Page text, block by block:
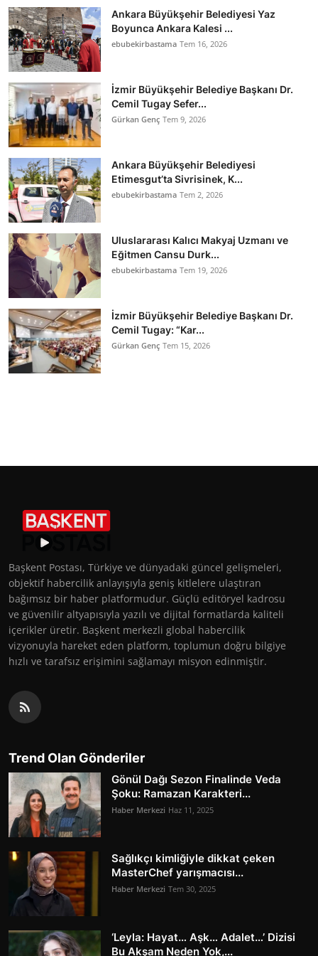
Ankara Büyükşehir Belediyesi Yaz
Boyunca Ankara Kalesi ...
ebubekirbastama Tem 16, 2026
İzmir Büyükşehir Belediye Başkanı Dr.
Cemil Tugay Sefer...
Gürkan Genç Tem 9, 2026
Ankara Büyükşehir Belediyesi
Etimesgut’ta Sivrisinek, K...
ebubekirbastama Tem 2, 2026
Uluslararası Kalıcı Makyaj Uzmanı ve
Eğitmen Cansu Durk...
ebubekirbastama Tem 19, 2026
İzmir Büyükşehir Belediye Başkanı Dr.
Cemil Tugay: “Kar...
Gürkan Genç Tem 15, 2026
Başkent Postası, Türkiye ve dünyadaki güncel gelişmeleri,
objektif habercilik anlayışıyla geniş kitlelere ulaştıran
bağımsız bir haber platformudur. Güçlü editöryel kadrosu
ve güvenilir altyapısıyla yazılı ve dijital formatlarda kaliteli
içerikler üretir. Başkent merkezli global habercilik
vizyonuyla hareket eden platform, toplumun doğru bilgiye
hızlı ve tarafsız erişimini sağlamayı misyon edinmiştir.
Trend Olan Gönderiler
Gönül Dağı Sezon Finalinde Veda
Şoku: Ramazan Karakteri...
Haber Merkezi Haz 11, 2025
Sağlıkçı kimliğiyle dikkat çeken
MasterChef yarışmacısı...
Haber Merkezi Tem 30, 2025
‘Leyla: Hayat… Aşk… Adalet…’ Dizisi
Bu Akşam Neden Yok,...